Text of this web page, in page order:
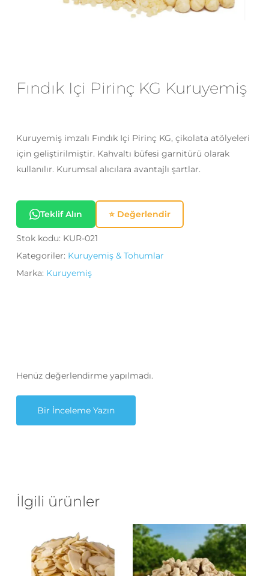
Fındık Içi Pirinç KG Kuruyemiş
Kuruyemiş imzalı Fındık Içi Pirinç KG, çikolata atölyeleri
için geliştirilmiştir. Kahvaltı büfesi garnitürü olarak
kullanılır. Kurumsal alıcılara avantajlı şartlar.
Teklif Alın ⭐ Değerlendir
Stok kodu: KUR-021
Kategoriler: Kuruyemiş & Tohumlar
Marka: Kuruyemiş
Henüz değerlendirme yapılmadı.
Bir İnceleme Yazın
İlgili ürünler
Daha sonraki yorumlarımda
kullanılması için adım, e-posta adresim